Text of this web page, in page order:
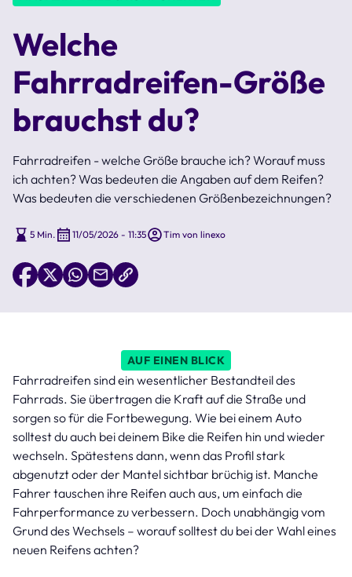
Welche
Fahrradreifen-Größe
brauchst du?
Fahrradreifen - welche Größe brauche ich? Worauf muss
ich achten? Was bedeuten die Angaben auf dem Reifen?
Was bedeuten die verschiedenen Größenbezeichnungen?
5 Min. 11/05/2026 - 11:35 Tim von linexo
AUF EINEN BLICK
Fahrradreifen sind ein wesentlicher Bestandteil des
Fahrrads. Sie übertragen die Kraft auf die Straße und
sorgen so für die Fortbewegung. Wie bei einem Auto
solltest du auch bei deinem Bike die Reifen hin und wieder
wechseln. Spätestens dann, wenn das Profil stark
abgenutzt oder der Mantel sichtbar brüchig ist. Manche
Fahrer tauschen ihre Reifen auch aus, um einfach die
Fahrperformance zu verbessern. Doch unabhängig vom
Grund des Wechsels – worauf solltest du bei der Wahl eines
neuen Reifens achten?